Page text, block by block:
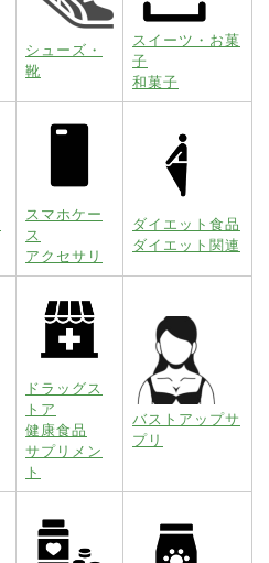
シューズ・
靴
スイーツ・お菓
子
和菓子
スマホケー
ス
アクセサリ
ダイエット食品
ダイエット関連
ドラッグス
トア
健康食品
サプリメン
ト
バストアップサ
プリ